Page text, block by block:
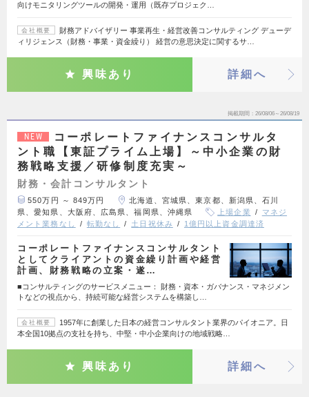
向けモニタリングツールの開発・運用（既存プロジェク…
会社概要
財務アドバイザリー 事業再生・経営改善コンサルティング デューデ
ィリジェンス（財務・事業・資金繰り） 経営の意思決定に関するサ…
興味あり 詳細へ
掲載期間 26/08/06～26/08/19
NEW
コーポレートファイナンスコンサルタ
ント職【東証プライム上場】～中小企業の財
務戦略支援／研修制度充実～
財務・会計コンサルタント
550万円 ～ 849万円
北海道、宮城県、東京都、新潟県、石川
県、愛知県、大阪府、広島県、福岡県、沖縄県
上場企業
マネジ
メント業務なし
転勤なし 土日祝休み 1億円以上資金調達済
コーポレートファイナンスコンサルタント
としてクライアントの資金繰り計画や経営
計画、財務戦略の立案・遂…
■コンサルティングのサービスメニュー： 財務・資本・ガバナンス・マネジメン
トなどの視点から、持続可能な経営システムを構築し…
会社概要
1957年に創業した日本の経営コンサルタント業界のパイオニア。日
本全国10拠点の支社を持ち、中堅・中小企業向けの地域戦略…
興味あり 詳細へ